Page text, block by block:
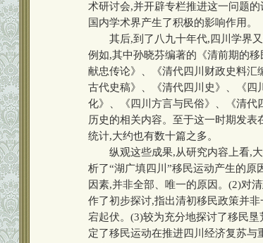
术研讨会,并开辟专栏推进这一问题
国内学术界产生了积极的影响作用。
其后,到了八九十年代,四川学界又
例如,其中孙晓芬编著的《清前期的
献忠传论》、《清代四川财政史料汇
古代史稿》、《清代四川史》、《四
化》、《四川方言与民俗》、《清
历史的相关内容。至于这一时期发表
统计,大约也有数十篇之多。
纵观这些成果,从研究内容上看,大
析了“湖广填四川”移民运动产生的原
因素,并非全部、唯一的原因。(2)对
作了初步探讨,指出清初移民政策并
宕起伏。(3)较为充分地探讨了移民
定了移民运动在推进四川经济复苏